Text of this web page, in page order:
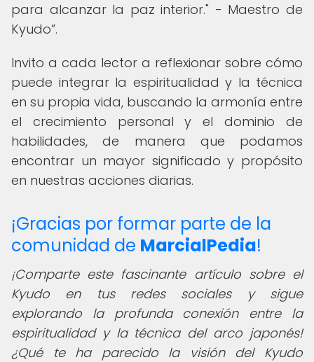
para alcanzar la paz interior." - Maestro de
Kyudo .
Invito a cada lector a reflexionar sobre cómo
puede integrar la espiritualidad y la técnica
en su propia vida, buscando la armonía entre
el crecimiento personal y el dominio de
habilidades, de manera que podamos
encontrar un mayor significado y propósito
en nuestras acciones diarias.
¡Gracias por formar parte de la
comunidad de MarcialPedia!
¡Comparte este fascinante artículo sobre el
Kyudo en tus redes sociales y sigue
explorando la profunda conexión entre la
espiritualidad y la técnica del arco japonés!
¿Qué te ha parecido la visión del Kyudo